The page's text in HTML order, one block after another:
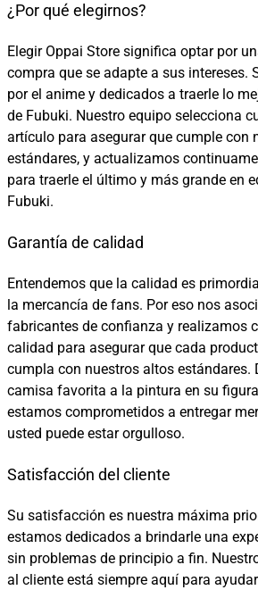
¿Por qué elegirnos?
Elegir Oppai Store significa optar por
compra que se adapte a sus intereses.
por el anime y dedicados a traerle lo
de Fubuki. Nuestro equipo selecciona
artículo para asegurar que cumple con
estándares, y actualizamos
para traerle el último y más grande en
Fubuki.
Garantía de calidad
Entendemos que la calidad es
la mercancía de fans. Por eso nos
fabricantes de confianza y realizamos
calidad para asegurar que cada
cumpla con nuestros altos estándares.
camisa favorita a la pintura en su
estamos comprometidos a entregar
usted puede estar orgulloso.
Satisfacción del cliente
Su satisfacción es nuestra máxima
estamos dedicados a brindarle una
sin problemas de principio a fin.
al cliente está siempre aquí para